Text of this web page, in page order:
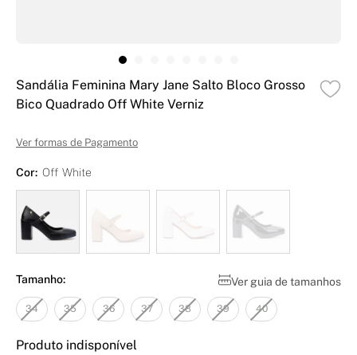
Sandália Feminina Mary Jane Salto Bloco Grosso
Bico Quadrado Off White Verniz
Ver formas de Pagamento
Cor: Off White
Ver guia de tamanhos
Tamanho:
34 35 36 37 38 39 40
Produto indisponível